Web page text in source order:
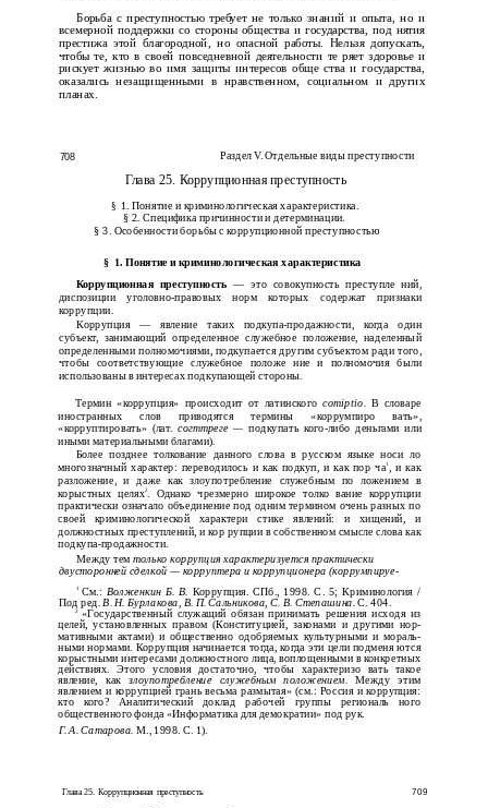
Борьба с преступностью требует не только знаний и опыта, но и
всемерной поддержки со стороны общества и государства, под­ нятия
престижа этой благородной, но опасной работы. Нельзя допускать,
чтобы те, кто в своей повседневной деятельности те­ ряет здоровье и
рискует жизнью во имя защиты интересов обще­ ства и государства,
оказались незащищенными в нравственном, социальном и других
планах.
708 Раздел V. Отдельные виды преступности
Глава 25. Коррупционная преступность
§ 1. Понятие и криминологическая характеристика.
§ 2. Специфика причинности и детерминации.
§ 3. Особенности борьбы с коррупционной преступностью
§ 1. Понятие и криминологическая характеристика
Коррупционная преступность— это совокупность преступле­ ний,
диспозиции уголовно-правовых норм которых содержат признаки
коррупции.
Коррупция — явление таких подкупа-продажности, когда один
субъект, занимающий определенное служебное положение, наделенный
определенными полномочиями, подкупается другим субъектом ради того,
чтобы соответствующие служебное положе­ ние и полномочия были
использованы в интересах подкупающей стороны.
Термин «коррупция» происходит от латинскогоcomiptio. В словаре
иностранных слов приводятся термины «коррумпиро­ вать»,
«корруптировать» (лат. согттреге —подкупать кого-либо деньгами или
иными материальными благами).
Более позднее толкование данного слова в русском языке носи­ ло
многозначный характер: переводилось и как подкуп, и как пор­ ча1 , и как
разложение, и даже как злоупотребление служебным по­ ложением в
корыстных целях2. Однако чрезмерно широкое толко­ вание коррупции
практически означало объединение под одним термином очень разных по
своей криминологической характери­ стике явлений: и хищений, и
должностных преступлений, и кор­ рупции в собственном смысле слова как
подкупа-продажности.
Между тем только коррупция характеризуется практически
двусторонней сделкой — корруптера и коррупционера (коррумпируе-
1См.: Волженкин Б. В. Коррупция. СПб., 1998. С. 5; Криминология /
Под ред.В. Н. Бурлакова, В. П. Сальникова, С. В. Степашина.С. 404.
2 «Государственный служащий обязан принимать решения исходя из
целей, установленных правом (Конституцией, законами и другими нор­
мативными актами) и общественно одобряемых культурными и мораль­
ными нормами. Коррупция начинается тогда, когда эти цели подменя­ ются
корыстными интересами должностного лица, воплощенными в конкретных
действиях. Этого условия достаточно, чтобы характеризо­ вать такое
явление, какзлоупотребление служебным положением.Между этим
явлением и коррупцией грань весьма размытая» (см.: Россия и коррупция:
кто кого? Аналитический доклад рабочей группы региональ­ ного
общественного фонда «Информатика для демократии» под рук.
Г. А. Сатарова. М., 1998. С. 1).
Глава 25. Коррупционная преступность 709